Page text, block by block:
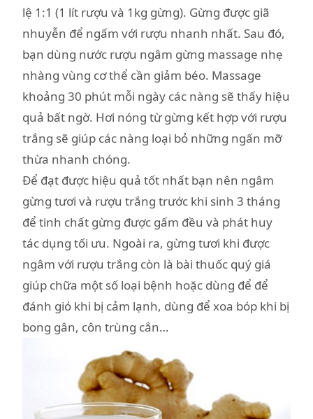
lệ 1:1 (1 lít rượu và 1kg gừng). Gừng được giã
nhuyễn để ngấm với rượu nhanh nhất. Sau đó,
bạn dùng nước rượu ngâm gừng massage nhẹ
nhàng vùng cơ thể cần giảm béo. Massage
khoảng 30 phút mỗi ngày các nàng sẽ thấy hiệu
quả bất ngờ. Hơi nóng từ gừng kết hợp với rượu
trắng sẽ giúp các nàng loại bỏ những ngấn mỡ
thừa nhanh chóng.
Để đạt được hiệu quả tốt nhất bạn nên ngâm
gừng tươi và rượu trắng trước khi sinh 3 tháng
để tinh chất gừng được gấm đều và phát huy
tác dụng tối ưu. Ngoài ra, gừng tươi khi được
ngâm với rượu trắng còn là bài thuốc quý giá
giúp chữa một số loại bệnh hoặc dùng để để
đánh gió khi bị cảm lạnh, dùng để xoa bóp khi bị
bong gân, côn trùng cắn…